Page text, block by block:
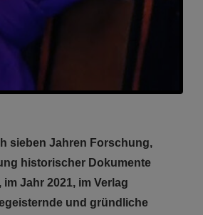
sieben Jahren Forschung,
historischer Dokumente
Jahr 2021, im Verlag
und gründliche